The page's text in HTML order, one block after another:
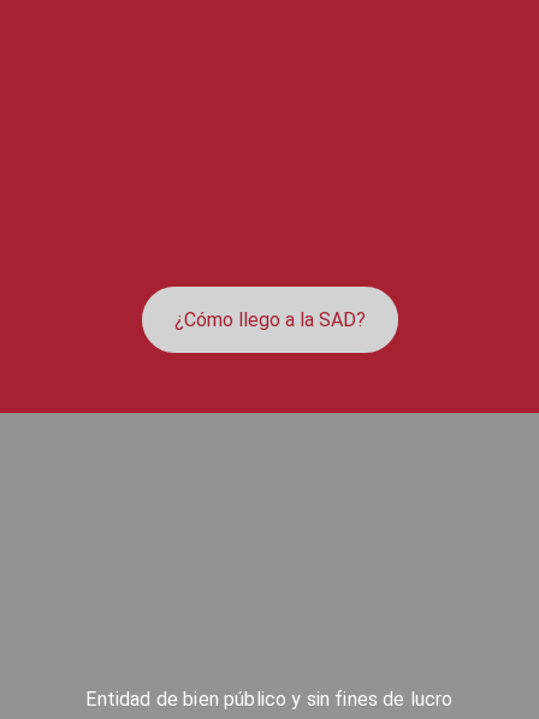
¿Cómo llego a la SAD?
Entidad de bien público y sin fines de lucro